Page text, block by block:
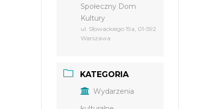
Społeczny Dom
Kultury
ul. Słowackiego 19a, 01-592
Warszawa
KATEGORIA
Wydarzenia